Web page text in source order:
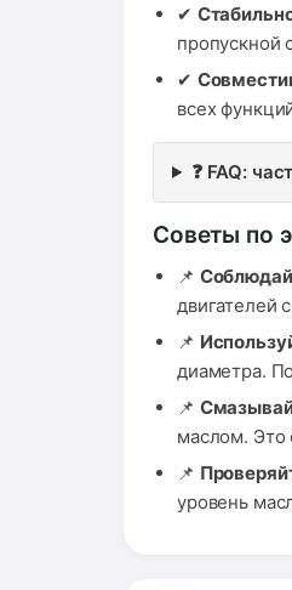
✔
пропускной
✔
всех
❓ FAQ:
Советы по
📌
двигателей
📌
диаметра.
📌
маслом. Это
📌
уровень